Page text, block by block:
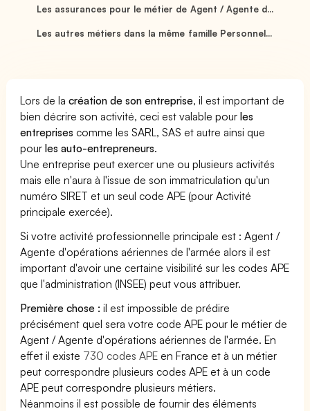
Les assurances pour le métier de Agent / Agente d...
Les autres métiers dans la même famille Personnel...
Lors de lacréation de son entreprise, il est important de
bien décrire son activité, ceci est valable pourles
entreprises comme les SARL, SAS et autre ainsi que
pourles auto-entrepreneurs.
Une entreprise peut exercer une ou plusieurs activités
mais elle n'aura à l'issue de son immatriculation qu'un
numéro SIRET et un seul code APE (pour Activité
principale exercée).
Si votre activité professionnelle principale est : Agent /
Agente d'opérations aériennes de l'armée alors il est
important d'avoir une certaine visibilité sur les codes APE
que l'administration (INSEE) peut vous attribuer.
Première chose : il est impossible de prédire
précisément quel sera votre code APE pour le métier de
Agent / Agente d'opérations aériennes de l'armée. En
effet il existe 730 codes APE en France et à un métier
peut correspondre plusieurs codes APE et à un code
APE peut correspondre plusieurs métiers.
Néanmoins il est possible de fournir des éléments